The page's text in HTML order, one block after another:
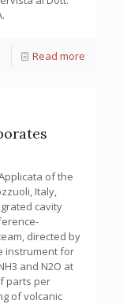
Read more
of the
Italy,
cavity
directed by
instrument for
and N2O at
parts per
of volcanic